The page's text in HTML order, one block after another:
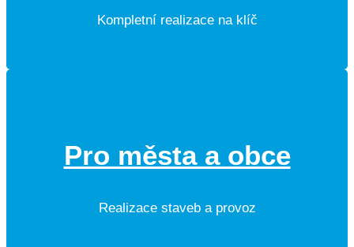
Kompletní realizace na klíč
Pro města a obce
Realizace staveb a provoz